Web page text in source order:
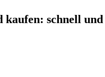
kaufen: schnell und